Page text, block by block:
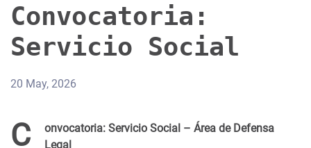
Convocatoria:
Servicio Social
20 May, 2026
C
onvocatoria: Servicio Social – Área de Defensa
Legal